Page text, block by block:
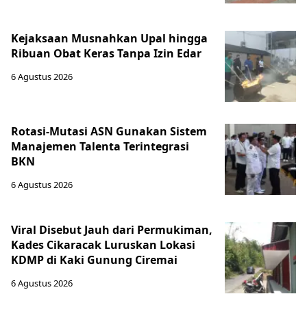
Kejaksaan Musnahkan Upal hingga
Ribuan Obat Keras Tanpa Izin Edar
6 Agustus 2026
Rotasi-Mutasi ASN Gunakan Sistem
Manajemen Talenta Terintegrasi
BKN
6 Agustus 2026
Viral Disebut Jauh dari Permukiman,
Kades Cikaracak Luruskan Lokasi
KDMP di Kaki Gunung Ciremai
6 Agustus 2026